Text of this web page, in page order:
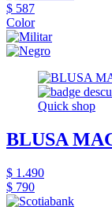
$ 587
Color
Quick shop
BLUSA
$ 1.490
$ 790